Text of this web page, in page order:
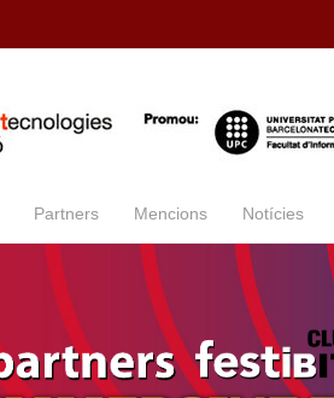
Partners Mencions Notícies